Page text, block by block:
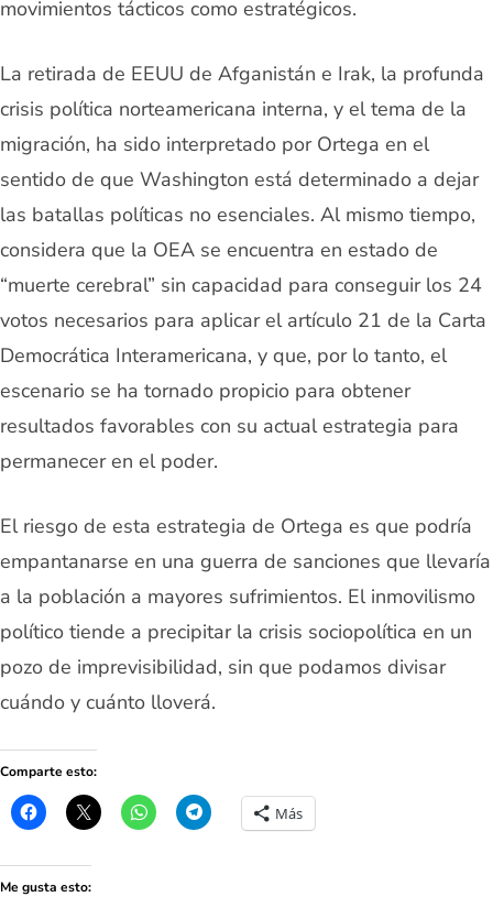
movimientos tácticos como estratégicos.
La retirada de EEUU de Afganistán e Irak, la profunda
crisis política norteamericana interna, y el tema de la
migración, ha sido interpretado por Ortega en el
sentido de que Washington está determinado a dejar
las batallas políticas no esenciales. Al mismo tiempo,
considera que la OEA se encuentra en estado de
“muerte cerebral” sin capacidad para conseguir los 24
votos necesarios para aplicar el artículo 21 de la Carta
Democrática Interamericana, y que, por lo tanto, el
escenario se ha tornado propicio para obtener
resultados favorables con su actual estrategia para
permanecer en el poder.
El riesgo de esta estrategia de Ortega es que podría
empantanarse en una guerra de sanciones que llevaría
a la población a mayores sufrimientos. El inmovilismo
político tiende a precipitar la crisis sociopolítica en un
pozo de imprevisibilidad, sin que podamos divisar
cuándo y cuánto lloverá.
Comparte esto:
Más
Me gusta esto: